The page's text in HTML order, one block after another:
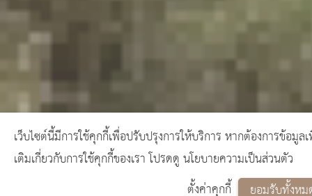
เว็บไซต์นี้มีการใช้คุกกี้เพื่อปรับปรุงการให้บริการ หากต้องการข้อมูล
เติมเกี่ยวกับการใช้คุกกี้ของเรา โปรดดู นโยบายความเป็นส่วนตัว
ตั้งค่าคุกกี้
ยอมรับทั้งห